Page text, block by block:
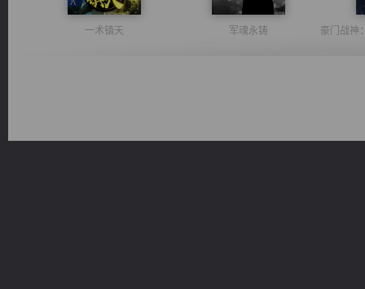
一术镇天 军魂永铸